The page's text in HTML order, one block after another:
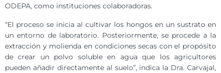
ODEPA, como instituciones colaboradoras.
“El proceso se inicia al cultivar los hongos en un sustrato en
un entorno de laboratorio. Posteriormente, se procede a la
extracción y molienda en condiciones secas con el propósito
de crear un polvo soluble en agua que los agricultores
pueden añadir directamente al suelo”, indica la Dra. Carvajal,